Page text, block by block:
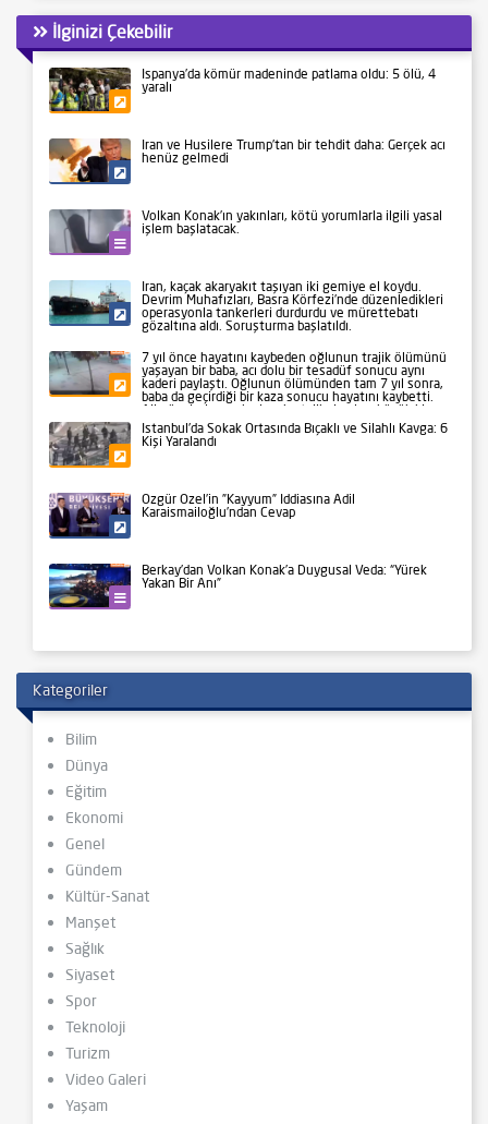
İlginizi Çekebilir
İspanya’da kömür madeninde patlama oldu: 5 ölü, 4
yaralı
İran ve Husilere Trump’tan bir tehdit daha: Gerçek acı
henüz gelmedi
Volkan Konak’ın yakınları, kötü yorumlarla ilgili yasal
işlem başlatacak.
Siyaset
İran, kaçak akaryakıt taşıyan iki gemiye el koydu.
Devrim Muhafızları, Basra Körfezi’nde düzenledikleri
operasyonla tankerleri durdurdu ve mürettebatı
gözaltına aldı. Soruşturma başlatıldı.
Gündem
7 yıl önce hayatını kaybeden oğlunun trajik ölümünü
yaşayan bir baba, acı dolu bir tesadüf sonucu aynı
kaderi paylaştı. Oğlunun ölümünden tam 7 yıl sonra,
baba da geçirdiği bir kaza sonucu hayatını kaybetti.
Aile üyeleri ve yakınları, bu talihsiz olayı büyük bir
üzüntüyle karşıladı.
İstanbul’da Sokak Ortasında Bıçaklı ve Silahlı Kavga: 6
Kişi Yaralandı
Özgür Özel’in ”Kayyum” İddiasına Adil
Karaismailoğlu’ndan Cevap
Berkay’dan Volkan Konak’a Duygusal Veda: “Yürek
Yakan Bir Anı”
Kategoriler
Bilim
Dünya
Eğitim
Ekonomi
Genel
Gündem
Kültür-Sanat
Manşet
Sağlık
Siyaset
Spor
Teknoloji
Turizm
Video Galeri
Yaşam